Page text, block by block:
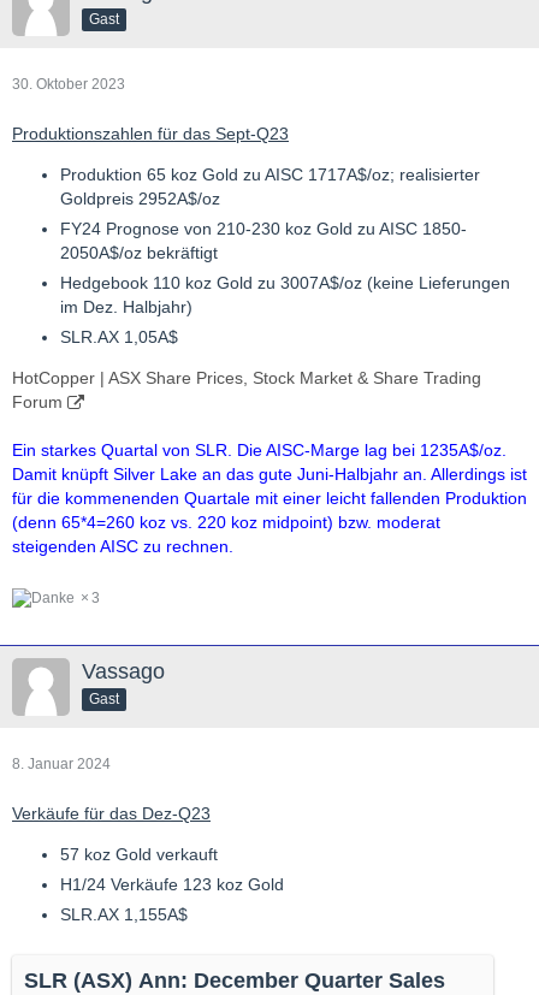
Gast
30. Oktober 2023
Produktionszahlen für das Sept-Q23
Produktion 65 koz Gold zu AISC 1717A$/oz; realisierter
Goldpreis 2952A$/oz
FY24 Prognose von 210-230 koz Gold zu AISC 1850-
2050A$/oz bekräftigt
Hedgebook 110 koz Gold zu 3007A$/oz (keine Lieferungen
im Dez. Halbjahr)
SLR.AX 1,05A$
HotCopper | ASX Share Prices, Stock Market & Share Trading
Forum
Ein starkes Quartal von SLR. Die AISC-Marge lag bei 1235A$/oz.
Damit knüpft Silver Lake an das gute Juni-Halbjahr an. Allerdings ist
für die kommenenden Quartale mit einer leicht fallenden Produktion
(denn 65*4=260 koz vs. 220 koz midpoint) bzw. moderat
steigenden AISC zu rechnen.
3
Vassago
Gast
8. Januar 2024
Verkäufe für das Dez-Q23
57 koz Gold verkauft
H1/24 Verkäufe 123 koz Gold
SLR.AX 1,155A$
SLR (ASX) Ann: December Quarter Sales